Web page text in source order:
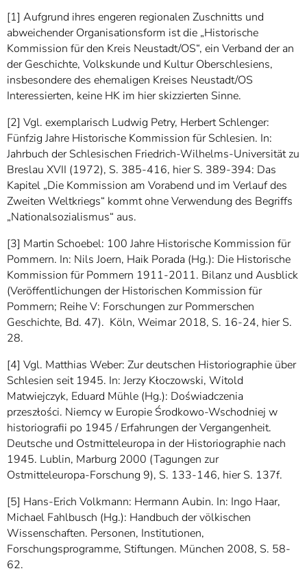
[1] Aufgrund ihres engeren regionalen Zuschnitts und
abweichender Organisationsform ist die „Historische
Kommission für den Kreis Neustadt/OS“, ein Verband der an
der Geschichte, Volkskunde und Kultur Oberschlesiens,
insbesondere des ehemaligen Kreises Neustadt/OS
Interessierten, keine HK im hier skizzierten Sinne.
[2] Vgl. exemplarisch Ludwig Petry, Herbert Schlenger:
Fünfzig Jahre Historische Kommission für Schlesien. In:
Jahrbuch der Schlesischen Friedrich-Wilhelms-Universität zu
Breslau XVII (1972), S. 385-416, hier S. 389-394: Das
Kapitel „Die Kommission am Vorabend und im Verlauf des
Zweiten Weltkriegs“ kommt ohne Verwendung des Begriffs
„Nationalsozialismus“ aus.
[3] Martin Schoebel: 100 Jahre Historische Kommission für
Pommern. In: Nils Joern, Haik Porada (Hg.): Die Historische
Kommission für Pommern 1911-2011. Bilanz und Ausblick
(Veröffentlichungen der Historischen Kommission für
Pommern; Reihe V: Forschungen zur Pommerschen
Geschichte, Bd. 47). Köln, Weimar 2018, S. 16-24, hier S.
28.
[4] Vgl. Matthias Weber: Zur deutschen Historiographie über
Schlesien seit 1945. In: Jerzy Kłoczowski, Witold
Matwiejczyk, Eduard Mühle (Hg.): Doświadczenia
przeszłości. Niemcy w Europie Środkowo-Wschodniej w
historiografii po 1945 / Erfahrungen der Vergangenheit.
Deutsche und Ostmitteleuropa in der Historiographie nach
1945. Lublin, Marburg 2000 (Tagungen zur
Ostmitteleuropa-Forschung 9), S. 133-146, hier S. 137f.
[5] Hans-Erich Volkmann: Hermann Aubin. In: Ingo Haar,
Michael Fahlbusch (Hg.): Handbuch der völkischen
Wissenschaften. Personen, Institutionen,
Forschungsprogramme, Stiftungen. München 2008, S. 58-
62.